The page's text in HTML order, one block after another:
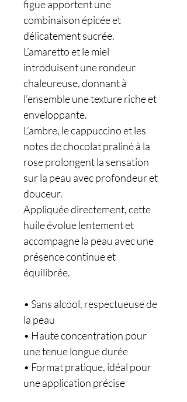
figue apportent une
combinaison épicée et
délicatement sucrée.
L’amaretto et le miel
introduisent une rondeur
chaleureuse, donnant à
l’ensemble une texture riche et
enveloppante.
L’ambre, le cappuccino et les
notes de chocolat praliné à la
rose prolongent la sensation
sur la peau avec profondeur et
douceur.
Appliquée directement, cette
huile évolue lentement et
accompagne la peau avec une
présence continue et
équilibrée.
• Sans alcool, respectueuse de
la peau
• Haute concentration pour
une tenue longue durée
• Format pratique, idéal pour
une application précise